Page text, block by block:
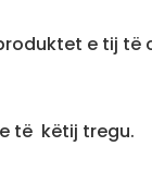
e tij të
të këtij tregu.